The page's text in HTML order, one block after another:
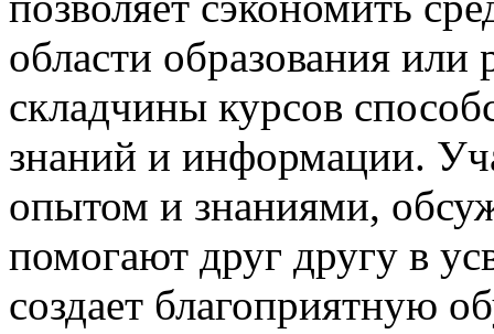
области образования или
складчины курсов
знаний и информации.
опытом и знаниями,
помогают друг другу в
создает благоприятную